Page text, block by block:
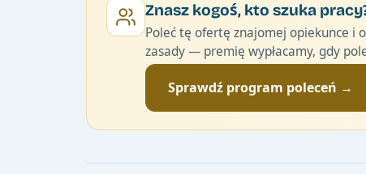
Znasz kogoś, kto szuka
Poleć tę ofertę znajomej opiekunce i
zasady — premię wypłacamy, gdy
Sprawdź program poleceń →